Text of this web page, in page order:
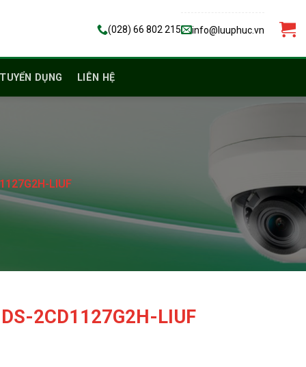
(028) 66 802 215 info@luuphuc.vn
TUYỂN DỤNG LIÊN HỆ
LIUF
2CD1127G2H-LIUF